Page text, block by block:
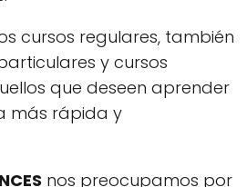
cursos regulares, también
y cursos
que deseen aprender
más rápida y
nos preocupamos por